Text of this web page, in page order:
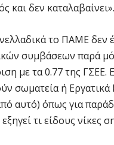
και δεν καταλαβαίνει».
το ΠΑΜΕ δεν
συμβάσεων παρά
με τα 0.77 της ΓΣΕΕ.
σωματεία ή Εργατικά
αυτό) όπως για
τι είδους νίκες